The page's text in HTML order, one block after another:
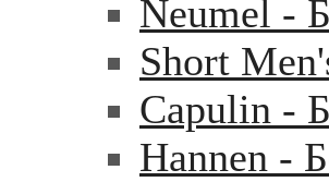
Neumel -
Short
Capulin -
Hannen -